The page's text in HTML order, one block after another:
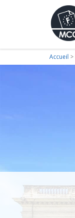
Accueil >